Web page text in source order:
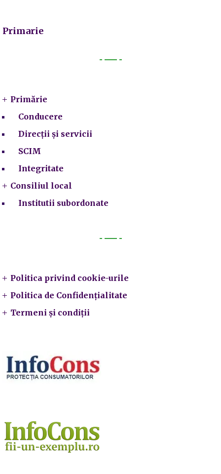
Primarie
Primărie
Conducere
Direcții și servicii
SCIM
Integritate
Consiliul local
Institutii subordonate
Politica privind cookie-urile
Politica de Confidențialitate
Termeni și condiții